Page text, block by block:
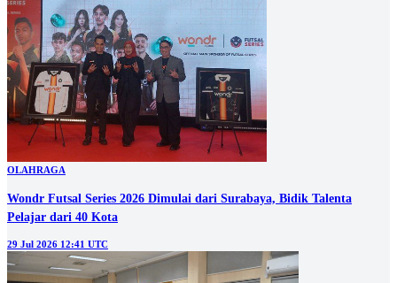
OLAHRAGA
Wondr Futsal Series 2026 Dimulai dari Surabaya, Bidik Talenta
Pelajar dari 40 Kota
29 Jul 2026 12:41 UTC